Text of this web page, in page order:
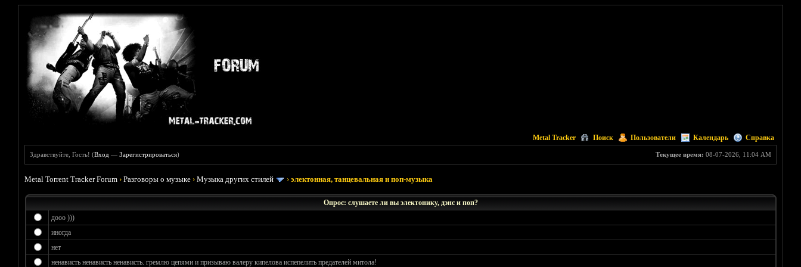
Metal Tracker Поиск Пользователи Календарь Справка
Текущее время: 08-07-2026, 11:04 AM
Здравствуйте, Гость! (Вход —Зарегистрироваться)
Metal Torrent Tracker Forum ›Разговоры о музыке ›Музыка других стилей ›электонная, танцевальная и поп-музыка
Опрос: слушаете ли вы электонику, дэнс и поп?
дооо )))
иногда
нет
ненависть ненависть ненависть. гремлю цепями и призываю валеру кипелова испепелить предателей митола!